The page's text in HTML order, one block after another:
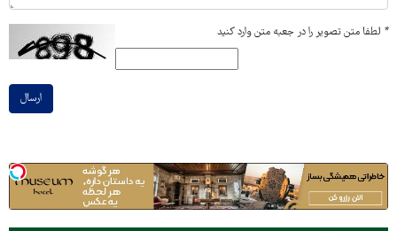
* لطفا متن تصویر را در جعبه متن وارد کنید
ارسال